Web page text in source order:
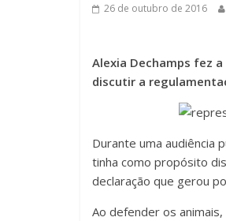
26 de outubro de 2016
Alexia Dechamps fez
discutir a
Durante uma audiência
tinha como propósito
declaração que gerou
Ao defender os